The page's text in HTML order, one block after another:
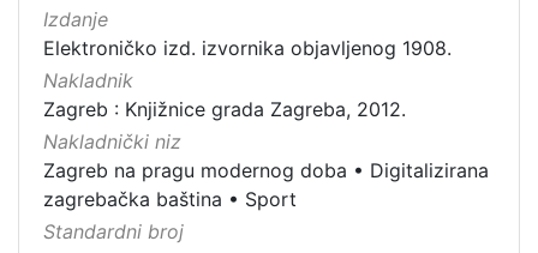
Izdanje
Elektroničko izd. izvornika objavljenog 1908.
Nakladnik
Zagreb : Knjižnice grada Zagreba, 2012.
Nakladnički niz
Zagreb na pragu modernog doba • Digitalizirana
zagrebačka baština • Sport
Standardni broj